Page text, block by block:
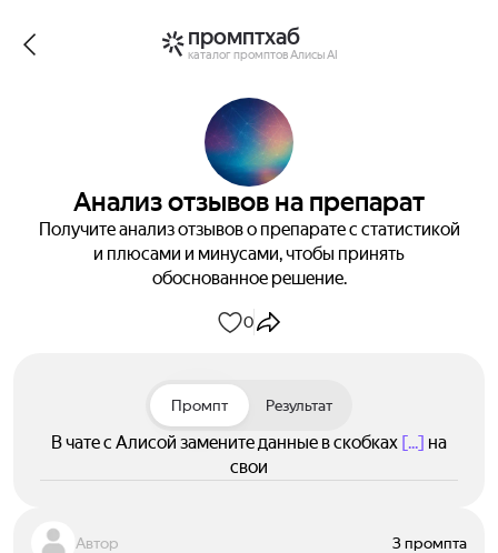
промптхаб
каталог промптов Алисы AI
Анализ отзывов на препарат
Получите анализ отзывов о препарате с статистикой
и плюсами и минусами, чтобы принять
обоснованное решение.
0
Промпт Результат
В чате с Алисой замените данные в скобках [...] на
свои
Автор 3 промпта